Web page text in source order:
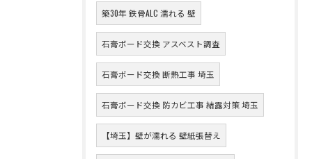
築30年 鉄骨ALC 濡れる 壁
石膏ボード交換 アスベスト調査
石膏ボード交換 断熱工事 埼玉
石膏ボード交換 防カビ工事 結露対策 埼玉
【埼玉】壁が濡れる 壁紙張替え